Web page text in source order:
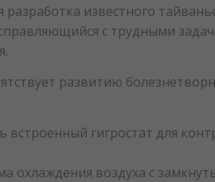
известного
с трудными
развитию
гигростат для
охлаждения воздуха с